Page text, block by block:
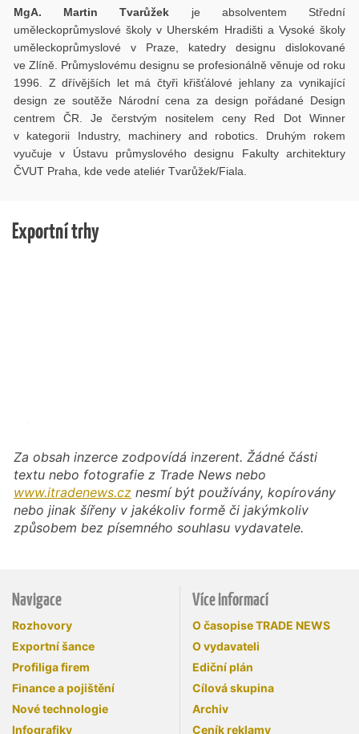
MgA. Martin Tvarůžek je absolventem Střední
uměleckoprůmyslové školy v Uherském Hradišti a Vysoké školy
uměleckoprůmyslové v Praze, katedry designu dislokované
ve Zlíně. Průmyslovému designu se profesionálně věnuje od roku
1996. Z dřívějších let má čtyři křišťálové jehlany za vynikající
design ze soutěže Národní cena za design pořádané Design
centrem ČR. Je čerstvým nositelem ceny Red Dot Winner
v kategorii Industry, machinery and robotics. Druhým rokem
vyučuje v Ústavu průmyslového designu Fakulty architektury
ČVUT Praha, kde vede ateliér Tvarůžek/Fiala.
Exportní trhy
Za obsah inzerce zodpovídá inzerent. Žádné části
textu nebo fotografie z Trade News nebo
www.itradenews.cz nesmí být používány, kopírovány
nebo jinak šířeny v jakékoliv formě či jakýmkoliv
způsobem bez písemného souhlasu vydavatele.
Navigace
Rozhovory
Exportní šance
Profiliga firem
Finance a pojištění
Nové technologie
Infografiky
Více informací
O časopise TRADE NEWS
O vydavateli
Ediční plán
Cílová skupina
Archiv
Ceník reklamy